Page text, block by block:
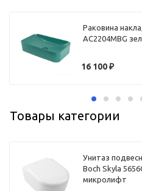
Раковина
AC2204MBG
16 100₽
Товары категории
Унитаз
Boch Skyla
микролифт